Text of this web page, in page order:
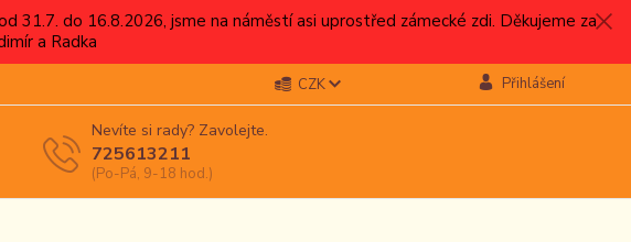
31.7. do 16.8.2026, jsme na náměstí asi uprostřed zámecké zdi. Děkujeme za
a Radka
CZK Přihlášení
Nevíte si rady? Zavolejte.
725613211
(Po-Pá, 9-18 hod.)